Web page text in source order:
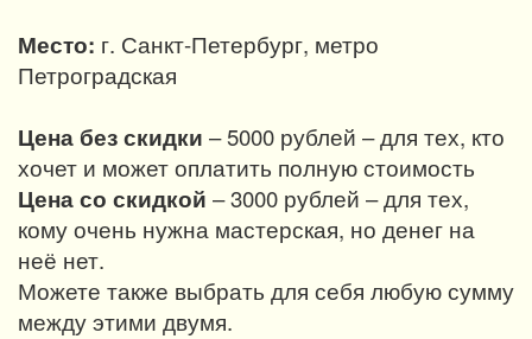
Место: г. Санкт-Петербург, метро
Петроградская
Цена без скидки – 5000 рублей – для тех, кто
хочет и может оплатить полную стоимость
Цена со скидкой – 3000 рублей – для тех,
кому очень нужна мастерская, но денег на
неё нет.
Можете также выбрать для себя любую сумму
между этими двумя.